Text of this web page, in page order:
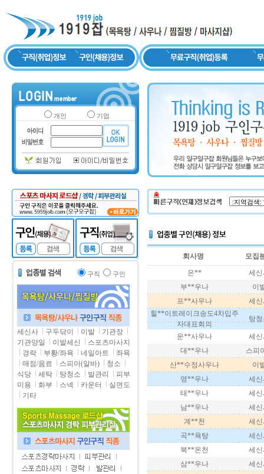
개인 기업
구직 구인
세신사 구두닦이 이발
기관장
기관양일
이발세신
스포츠마사지
경락
부황/좌욕 네일아트
좌욕
매점/음료
스피아(알바)
청소
식당
세탁 탕청소 발관리
피부
미용
화부 스넥 카운터
실면도
기타
회사명
모집
은**
세
부**우나
이
프**사우나
세
힐**이트레이크송도4차입주
자대표회의
탕
운**사우나
세
대**우나
스피
산**수정사우나
이
영**우나
세
태**우나
세
남**우나
세
계**천
세
곡**욕탕
세
북**온천
세
삼**우나
세